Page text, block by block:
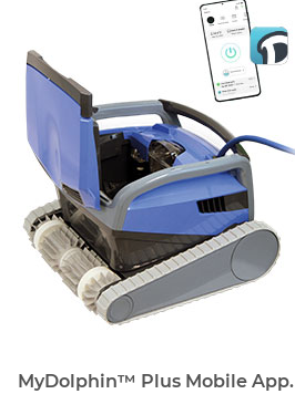
MyDolphin™ Plus Mobile App.